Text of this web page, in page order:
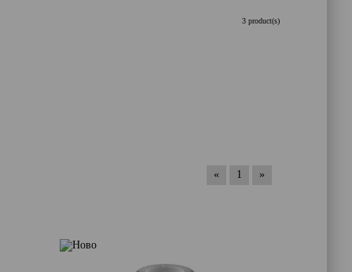
3 product(s)
« 1 »